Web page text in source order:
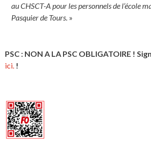
au CHSCT-A pour les personnels de l’école
Pasquier de Tours. »
PSC : NON A LA PSC OBLIGATOIRE !
ici. !